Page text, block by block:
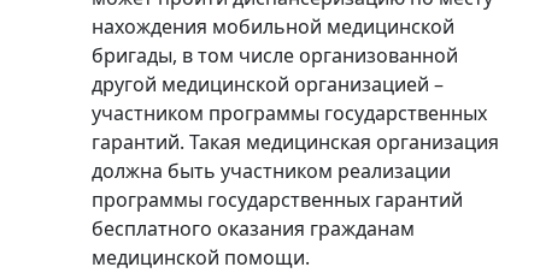
нахождения мобильной медицинской
бригады, в том числе организованной
другой медицинской организацией –
участником программы государственных
гарантий. Такая медицинская организация
должна быть участником реализации
программы государственных гарантий
бесплатного оказания гражданам
медицинской помощи.